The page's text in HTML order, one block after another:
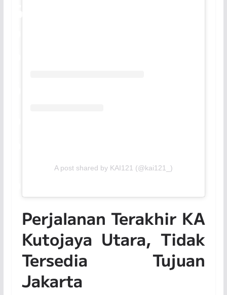
A post shared by KAI121 (@kai121_)
Perjalanan Terakhir KA
Kutojaya Utara, Tidak
Tersedia Tujuan
Jakarta